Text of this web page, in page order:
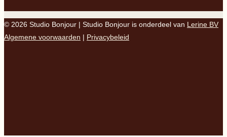
© 2026 Studio Bonjour | Studio Bonjour is onderdeel van Lerine BV
Algemene voorwaarden | Privacybeleid